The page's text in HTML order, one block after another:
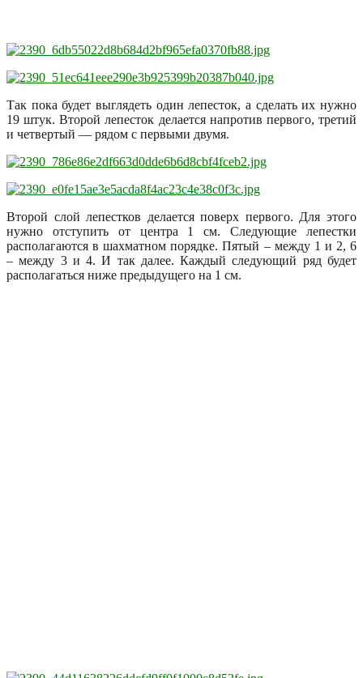
Так пока будет выглядеть один лепесток, а сделать их нужно
19 штук. Второй лепесток делается напротив первого, третий
и четвертый — рядом с первыми двумя.
Второй слой лепестков делается поверх первого. Для этого
нужно отступить от центра 1 см. Следующие лепестки
располагаются в шахматном порядке. Пятый – между 1 и 2, 6
– между 3 и 4. И так далее. Каждый следующий ряд будет
располагаться ниже предыдущего на 1 см.